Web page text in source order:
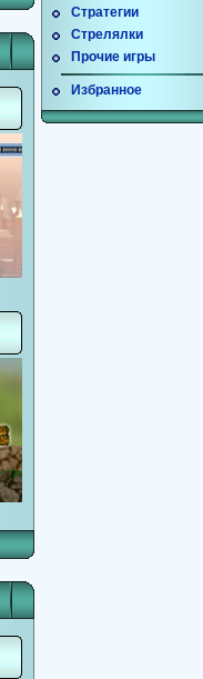
Стратегии
Стрелялки
Прочие игры
Избранное